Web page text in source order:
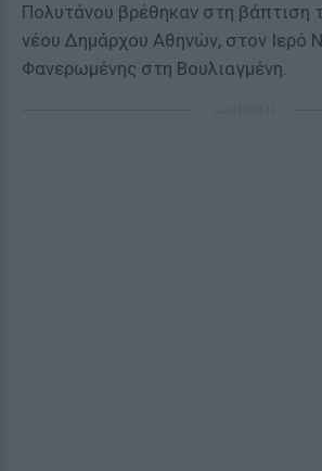
Πολυτάνου βρέθηκαν στη βάπτιση
νέου Δημάρχου Αθηνών, στον Ιερό
Φανερωμένης στη Βουλιαγμένη.